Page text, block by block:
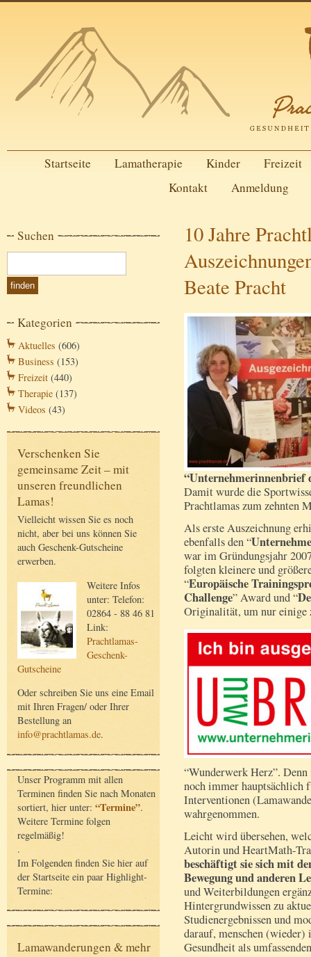
Startseite Lamatherapie Kinder
Freizeit
Kontakt
Anmeldung
Suchen
Kategorien
Aktuelles (606)
Business (153)
Freizeit (440)
Therapie (137)
Videos (43)
Verschenken Sie
gemeinsame Zeit – mit
unseren freundlichen
Lamas!
Vielleicht wissen Sie es noch
nicht, aber bei uns können Sie
auch Geschenk-Gutscheine
erwerben.
Weitere Infos
unter: Telefon:
02864 - 88 46 81
Link:
Prachtlamas-
Geschenk-
Gutscheine
Oder schreiben Sie uns eine Email
mit Ihren Fragen/ oder Ihrer
Bestellung an
info@prachtlamas.de.
Unser Programm mit allen
Terminen finden Sie nach Monaten
sortiert, hier unter: “Termine”.
Weitere Termine folgen
regelmäßig!
.
Im Folgenden finden Sie hier auf
der Startseite ein paar Highlight-
Termine:
Lamawanderungen & mehr
10 Jahre
Beate Pracht
“Unternehmerinnenbrief
Damit wurde die
Prachtlamas zum zehnten
Als erste Auszeichnung
ebenfalls den “
war im Gründungsjahr
folgten kleinere und
“Europäische
Challenge” Award und “
Originalität, um nur einige
“Wunderwerk Herz”.
noch immer
Interventionen
wahrgenommen.
Leicht wird übersehen,
Autorin und HeartMath-
beschäftigt sie sich mit
Bewegung und anderen
und Weiterbildungen
Hintergrundwissen zu
Studienergebnissen und
darauf, menschen
Gesundheit als